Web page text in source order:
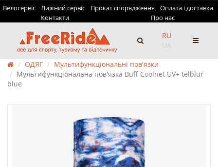
Велосервіс Лижний сервіс Прокат спорядження
Оплата і доставка
Контакти
Про нас
RU
UA
ОДЯГ
Мультифункціональні пов'язки
Мультифункціональна пов'язка Buff Coolnet UV+ telblur
blue